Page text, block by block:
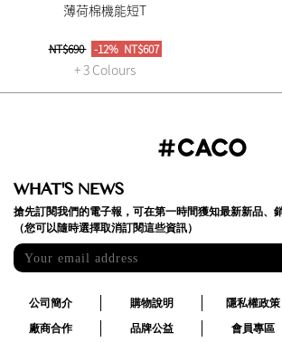
薄荷棉機能短T
NT$690 -12% NT$607
+ 3 Colours
WHAT'S NEWS
搶先訂閱我們的電子報，可在第一時間獲知最新新品、
（您可以隨時選擇取消訂閱這些資訊）
公司簡介 購物說明 隱私權政策
廠商合作
品牌公益 會員專區